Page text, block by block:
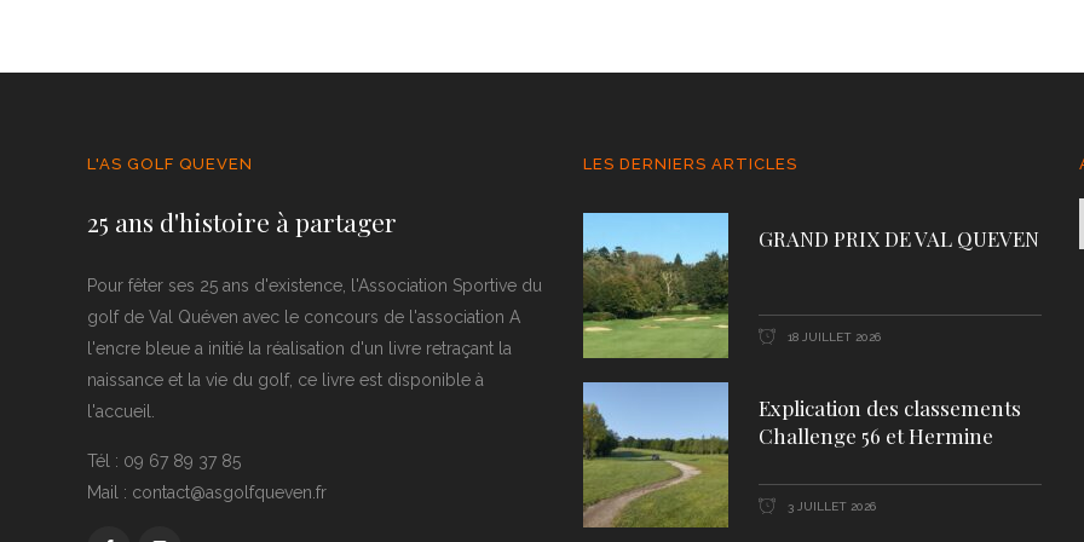
L'AS GOLF QUEVEN
25 ans d'histoire à partager
Pour fêter ses 25 ans d'existence, l'Association Sportive du
golf de Val Quéven avec le concours de l'association A
l'encre bleue a initié la réalisation d'un livre retraçant la
naissance et la vie du golf, ce livre est disponible à
l'accueil.
Tél : 09 67 89 37 85
Mail : contact@asgolfqueven.fr
LES DERNIERS ARTICLES
GRAND PRIX DE VAL QUEVEN
18 JUILLET 2026
Explication des classements
Challenge 56 et Hermine
3 JUILLET 2026